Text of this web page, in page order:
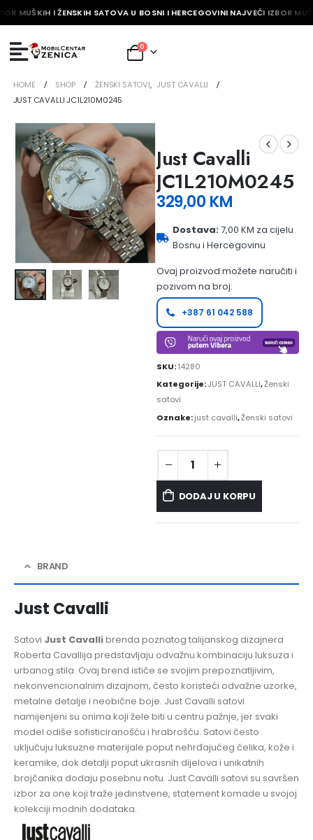
MUŠKIH I ŽENSKIH SATOVA U BOSNI I HERCEGOVINI NAJVEĆI IZBOR
0
HOME SHOP ŽENSKI SATOVI, JUST CAVALLI
JUST CAVALLI JC1L210M0245
Just Cavalli
JC1L210M0245
329,00 KM
Dostava:7,00 KM za cijelu
Bosnu i Hercegovinu
Ovaj proizvod možete naručiti i
pozivom na broj:
+387 61 042 588
SKU:14280
Kategorije:JUST CAVALLI,Ženski
satovi
Oznake:just cavalli,Ženski satovi
DODAJ U KORPU
BRAND
Just Cavalli
Satovi Just Cavallibrenda poznatog talijanskog dizajnera
Roberta Cavallija predstavljaju odvažnu kombinaciju luksuza i
urbanog stila. Ovaj brend ističe se svojim prepoznatljivim,
nekonvencionalnim dizajnom, često koristeći odvažne uzorke,
metalne detalje i neobične boje. Just Cavalli satovi
namijenjeni su onima koji žele biti u centru pažnje, jer svaki
model odiše sofisticiranošću i hrabrošću. Satovi često
uključuju luksuzne materijale poput nehrđajućeg čelika, kože i
keramike, dok detalji poput ukrasnih dijelova i unikatnih
brojčanika dodaju posebnu notu. Just Cavalli satovi su savršen
izbor za one koji traže jedinstvene, statement komade u svojoj
kolekciji modnih dodataka.